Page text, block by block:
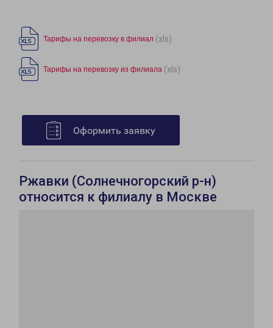
Тарифы на перевозку в филиал (xls)
Тарифы на перевозку из филиала (xls)
Оформить заявку
Ржавки (Солнечногорский р-н)
относится к филиалу в Москве